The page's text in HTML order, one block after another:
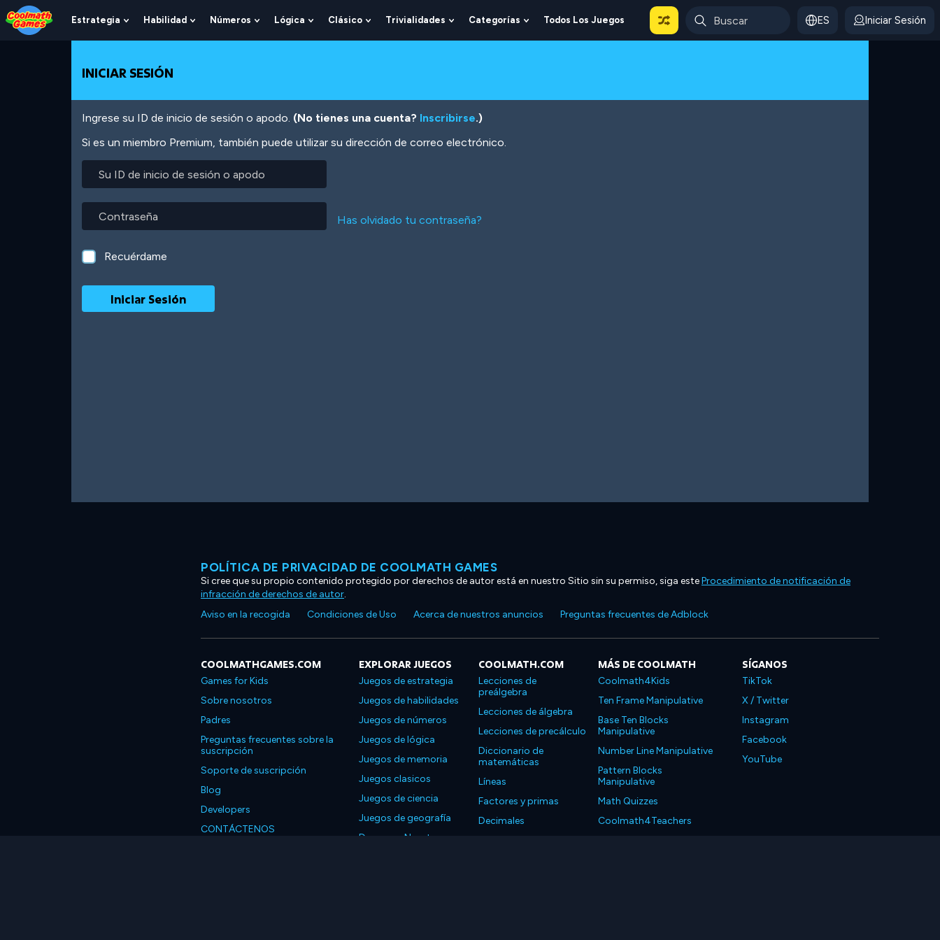
Skip
to
Top
Skip
to
Navigation
Skip
to
Main
Skip
to
Footer
Pasar
al
contenido
Estrategia
Show
Submenu
Estrategia
Habilidad
Show
Submenu
Números
Show
Submenu
Lógica
Show
Submenu
Clásico
Show
Submenu
Trivialidades
Show
Submenu
Categorías
Show
Submenu
Todos Los Juegos ES Iniciar Sesión
INICIAR SESIÓN
Ingrese su ID de inicio de sesión o apodo. (No tienes una cuenta? Inscribirse.)
Si es un miembro Premium, también puede utilizar su dirección de correo electrónico.
inicio
sesión
o
apodo
Has olvidado tu contraseña?
Recuérdame
POLÍTICA DE PRIVACIDAD DE COOLMATH GAMES
Si cree que su propio contenido protegido por derechos de autor está en nuestro Sitio sin su permiso, siga esteProcedimiento de notificación de
infracción de derechos de autor.
Aviso en la recogida
Condiciones de Uso Acerca de nuestros anuncios Preguntas frecuentes de Adblock
COOLMATHGAMES.COM
Games for Kids
Sobre nosotros
Padres
Preguntas frecuentes sobre la
suscripción
Soporte de suscripción
Blog
Developers
CONTÁCTENOS
EXPLORAR JUEGOS
Juegos de estrategia
Juegos de habilidades
Juegos de números
Juegos de lógica
Juegos de memoria
Juegos clasicos
Juegos de ciencia
Juegos de geografía
Descarga Nuestras
COOLMATH.COM
Lecciones de
preálgebra
Lecciones de álgebra
Lecciones de precálculo
Diccionario de
matemáticas
Líneas
Factores y primas
Decimales
MÁS DE COOLMATH
Coolmath4Kids
Ten Frame Manipulative
Base Ten Blocks
Manipulative
Number Line Manipulative
Pattern Blocks
Manipulative
Math Quizzes
Coolmath4Teachers
SÍGANOS
TikTok
X / Twitter
Instagram
Facebook
YouTube